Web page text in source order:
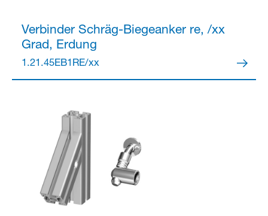
VerbinderSchräg-Biegeanker re, /xx
Grad, Erdung
1.21.45EB1RE/xx